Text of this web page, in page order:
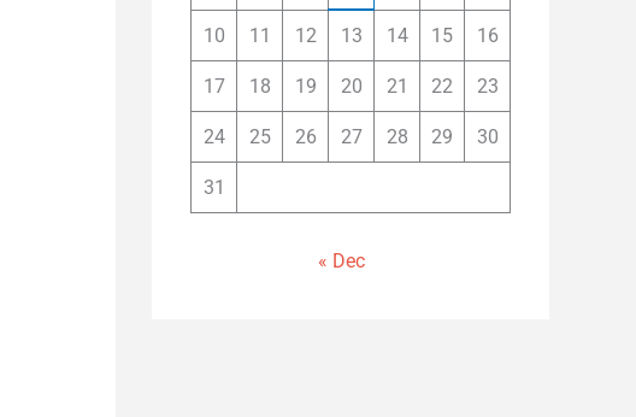
10 11 12 13 14 15 16
17 18 19 20 21 22 23
24 25 26 27 28 29 30
31
« Dec